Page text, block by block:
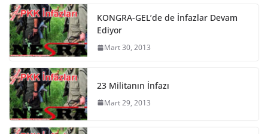
KONGRA-GEL’de de İnfazlar Devam
Ediyor
Mart 30, 2013
23 Militanın İnfazı
Mart 29, 2013